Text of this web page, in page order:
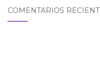
COMENTARIOS